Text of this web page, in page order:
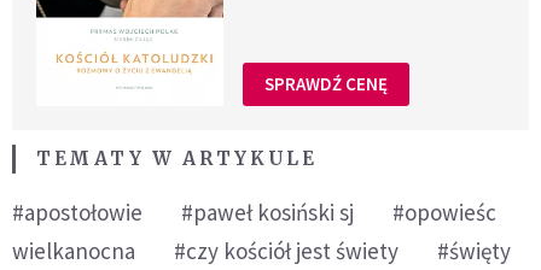
SPRAWDŹ CENĘ
TEMATY W ARTYKULE
#apostołowie #paweł kosiński sj
#opowieśc
wielkanocna
#czy kościół jest świety
#święty